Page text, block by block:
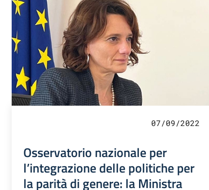
07/09/2022
Osservatorio nazionale per
l’integrazione delle politiche per
la parità di genere: la Ministra